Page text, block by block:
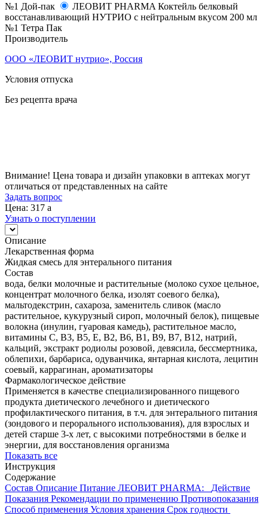
№1 Дой-пак
ЛЕОВИТ PHARMA Коктейль белковый
восстанавливающий НУТРИО с нейтральным вкусом 200 мл
№1 Тетра Пак
Производитель
ООО «ЛЕОВИТ нутрио», Россия
Условия отпуска
Без рецепта врача
Внимание! Цена товара и дизайн упаковки в аптеках могут
отличаться от представленных на сайте
Задать вопрос
Цена: 317 a
Узнать о поступлении
Описание
Лекарственная форма
Жидкая смесь для энтерального питания
Состав
вода, белки молочные и растительные (молоко сухое цельное,
концентрат молочного белка, изолят соевого белка),
мальтодекстрин, сахароза, заменитель сливок (масло
растительное, кукурузный сироп, молочный белок), пищевые
волокна (инулин, гуаровая камедь), растительное масло,
витамины С, В3, В5, Е, В2, В6, В1, В9, В7, В12, натрий,
кальций, экстракт родиолы розовой, девясила, бессмертника,
облепихи, барбариса, одуванчика, янтарная кислота, лецитин
соевый, каррагинан, ароматизаторы
Фармакологическое действие
Применяется в качестве специализированного пищевого
продукта диетического лечебного и диетического
профилактического питания, в т.ч. для энтерального питания
(зондового и перорального использования), для взрослых и
детей старше 3-х лет, с высокими потребностями в белке и
энергии, для восстановления организма
Показать все
Инструкция
Содержание
Состав Описание Питание ЛЕОВИТ PHARMA: Действие
Показания Рекомендации по применению Противопоказания
Способ применения Условия хранения Срок годности